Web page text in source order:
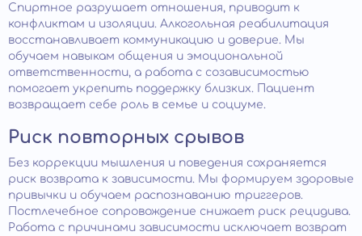
Спиртное разрушает отношения, приводит к
конфликтам и изоляции. Алкогольная реабилитация
восстанавливает коммуникацию и доверие. Мы
обучаем навыкам общения и эмоциональной
ответственности, а работа с созависимостью
помогает укрепить поддержку близких. Пациент
возвращает себе роль в семье и социуме.
Риск повторных срывов
Без коррекции мышления и поведения сохраняется
риск возврата к зависимости. Мы формируем здоровые
привычки и обучаем распознаванию триггеров.
Постлечебное сопровождение снижает риск рецидива.
Работа с причинами зависимости исключает возврат